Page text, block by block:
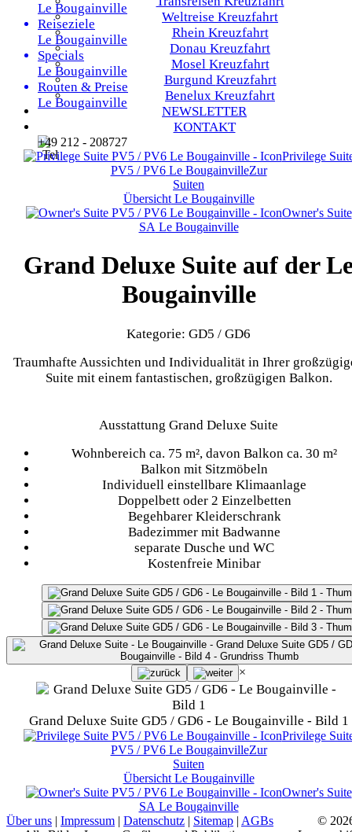
Weltreise Kreuzfahrt
Rhein Kreuzfahrt
Donau Kreuzfahrt
Mosel Kreuzfahrt
Burgund Kreuzfahrt
Benelux Kreuzfahrt
NEWSLETTER
KONTAKT
+49 212 - 208727
Le Bougainville
Reiseziele
Le Bougainville
Specials
Le Bougainville
Routen & Preise
Le Bougainville
Privilege
PV5 / PV6Le BougainvilleZur
Suiten
ÜbersichtLe Bougainville
Owner's Suite
SA Le Bougainville
Grand Deluxe Suite auf der
Bougainville
Kategorie: GD5 / GD6
Traumhafte Aussichten und Individualität in Ihrer
Suite mit einem fantastischen, großzügigen Balkon.
Ausstattung Grand Deluxe Suite
Wohnbereich ca. 75 m², davon Balkon ca. 30 m²
Balkon mit Sitzmöbeln
Individuell einstellbare Klimaanlage
Doppelbett oder 2 Einzelbetten
Begehbarer Kleiderschrank
Badezimmer mit Badwanne
separate Dusche und WC
Kostenfreie Minibar
×
Grand Deluxe Suite GD5 / GD6 - Le Bougainville - Bild 1
Privilege
PV5 / PV6Le BougainvilleZur
Suiten
ÜbersichtLe Bougainville
Owner's Suite
SA Le Bougainville
Über uns | Impressum | Datenschutz | Sitemap | AGBs
©